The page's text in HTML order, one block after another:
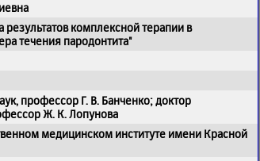
результатов комплексной терапии в
течения пародонтита"
профессор Г. В. Банченко; доктор
Ж. К. Лопунова
медицинском институте имени Красной